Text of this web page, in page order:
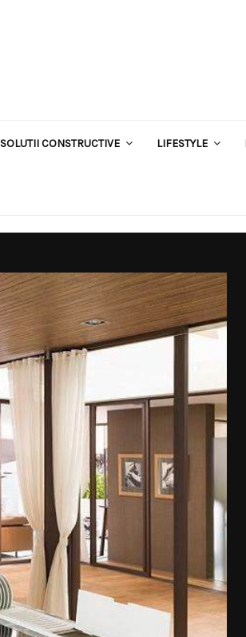
SOLUTII CONSTRUCTIVE LIFESTYLE